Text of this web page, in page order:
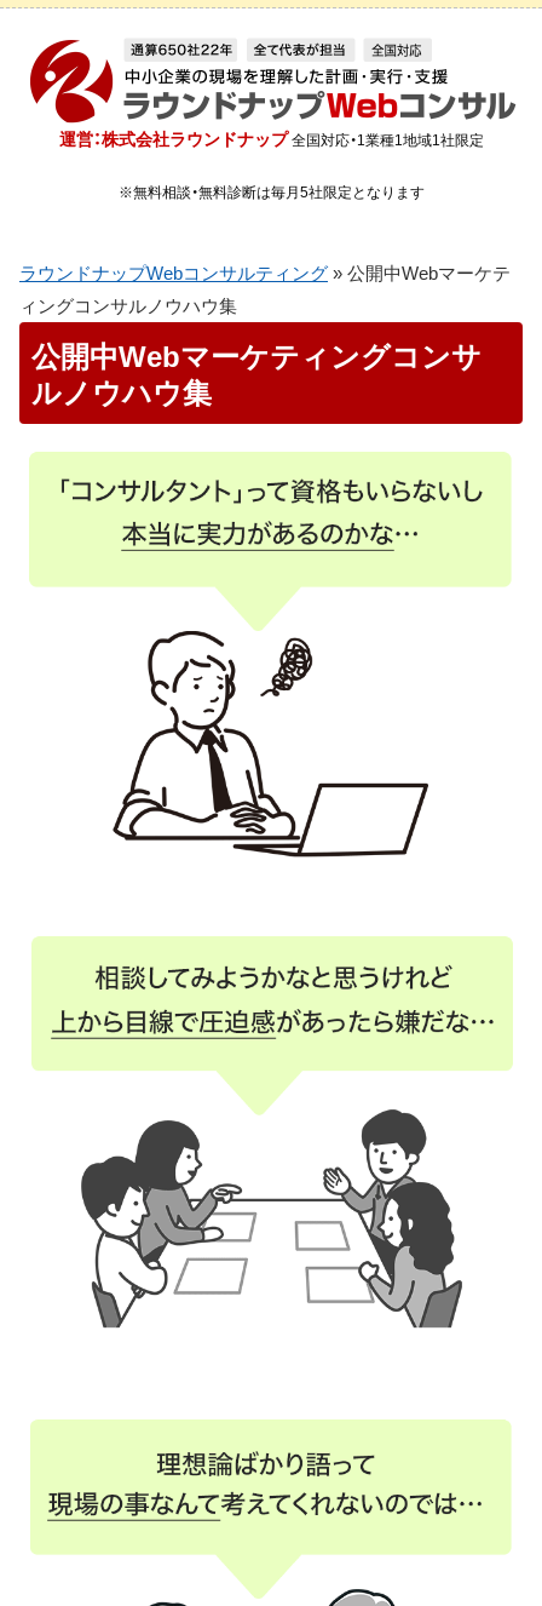
運営：株式会社ラウンドナップ 全国対応・1業種1地域1社限定
※無料相談・無料診断は毎月5社限定となります
ラウンドナップWebコンサルティング » 公開中Webマーケテ
ィングコンサルノウハウ集
公開中Webマーケティングコンサ
ルノウハウ集